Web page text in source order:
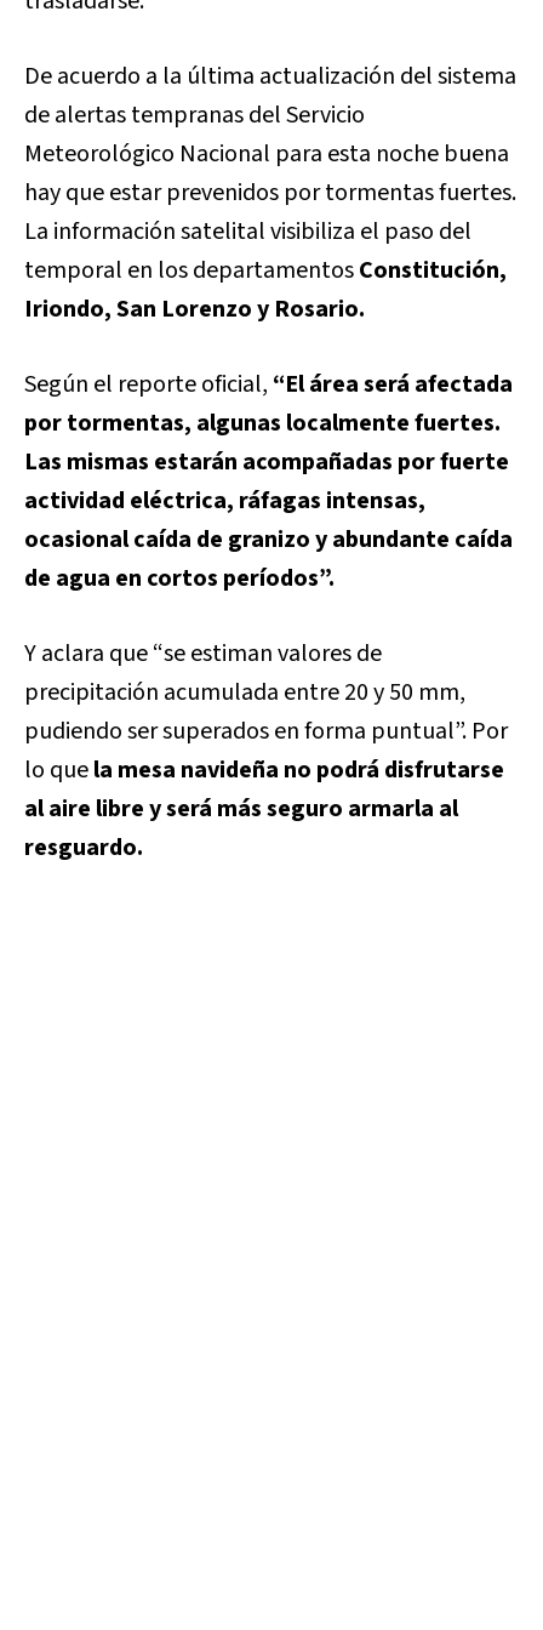
De acuerdo a la última actualización del sistema
de alertas tempranas del Servicio
Meteorológico Nacional para esta noche buena
hay que estar prevenidos por tormentas fuertes.
La información satelital visibiliza el paso del
temporal en los departamentosConstitución,
Iriondo, San Lorenzo y Rosario.
Según el reporte oficial, “El área será afectada
por tormentas, algunas localmente fuertes.
Las mismas estarán acompañadas por fuerte
actividad eléctrica, ráfagas intensas,
ocasional caída de granizo y abundante caída
de agua en cortos períodos”.
Y aclara que “se estiman valores de
precipitación acumulada entre 20 y 50 mm,
pudiendo ser superados en forma puntual”. Por
lo quela mesa navideña no podrá disfrutarse
al aire libre y será más seguro armarla al
resguardo.